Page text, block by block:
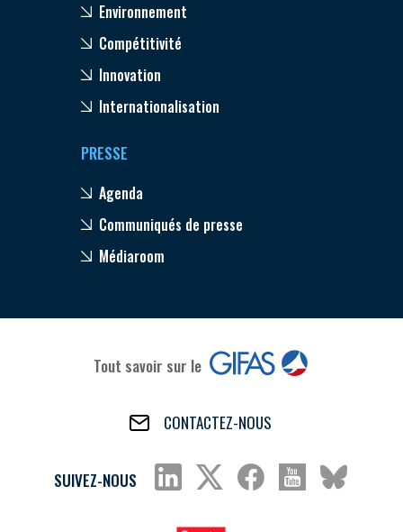
Environnement
Compétitivité
Innovation
Internationalisation
PRESSE
Agenda
Communiqués de presse
Médiaroom
Tout savoir sur le
CONTACTEZ-NOUS
SUIVEZ-NOUS